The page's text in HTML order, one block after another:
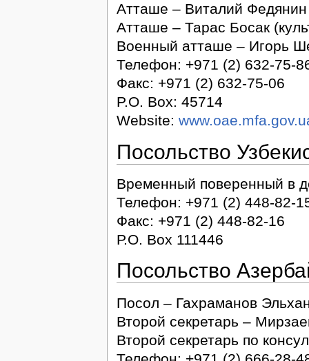
Атташе – Виталий
Атташе – Тарас Босак
Военный атташе – Игорь
Телефон: +971 (2) 632-75-
Факс: +971 (2) 632-75-06
P.O. Box: 45714
Website:
Посольство
Временный поверенный в
Телефон: +971 (2) 448-82-
Факс: +971 (2) 448-82-16
Р.О. Box 111446
Посольство
Посол – Гахраманов
Второй секретарь –
Второй секретарь по